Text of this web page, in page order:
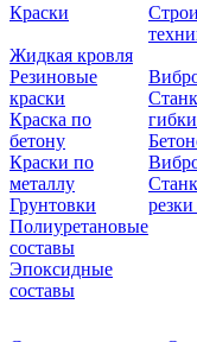
Краски
Жидкая кровля
Резиновые
краски
Краска по
бетону
Краски по
металлу
Грунтовки
Полиуретановые
составы
Эпоксидные
составы